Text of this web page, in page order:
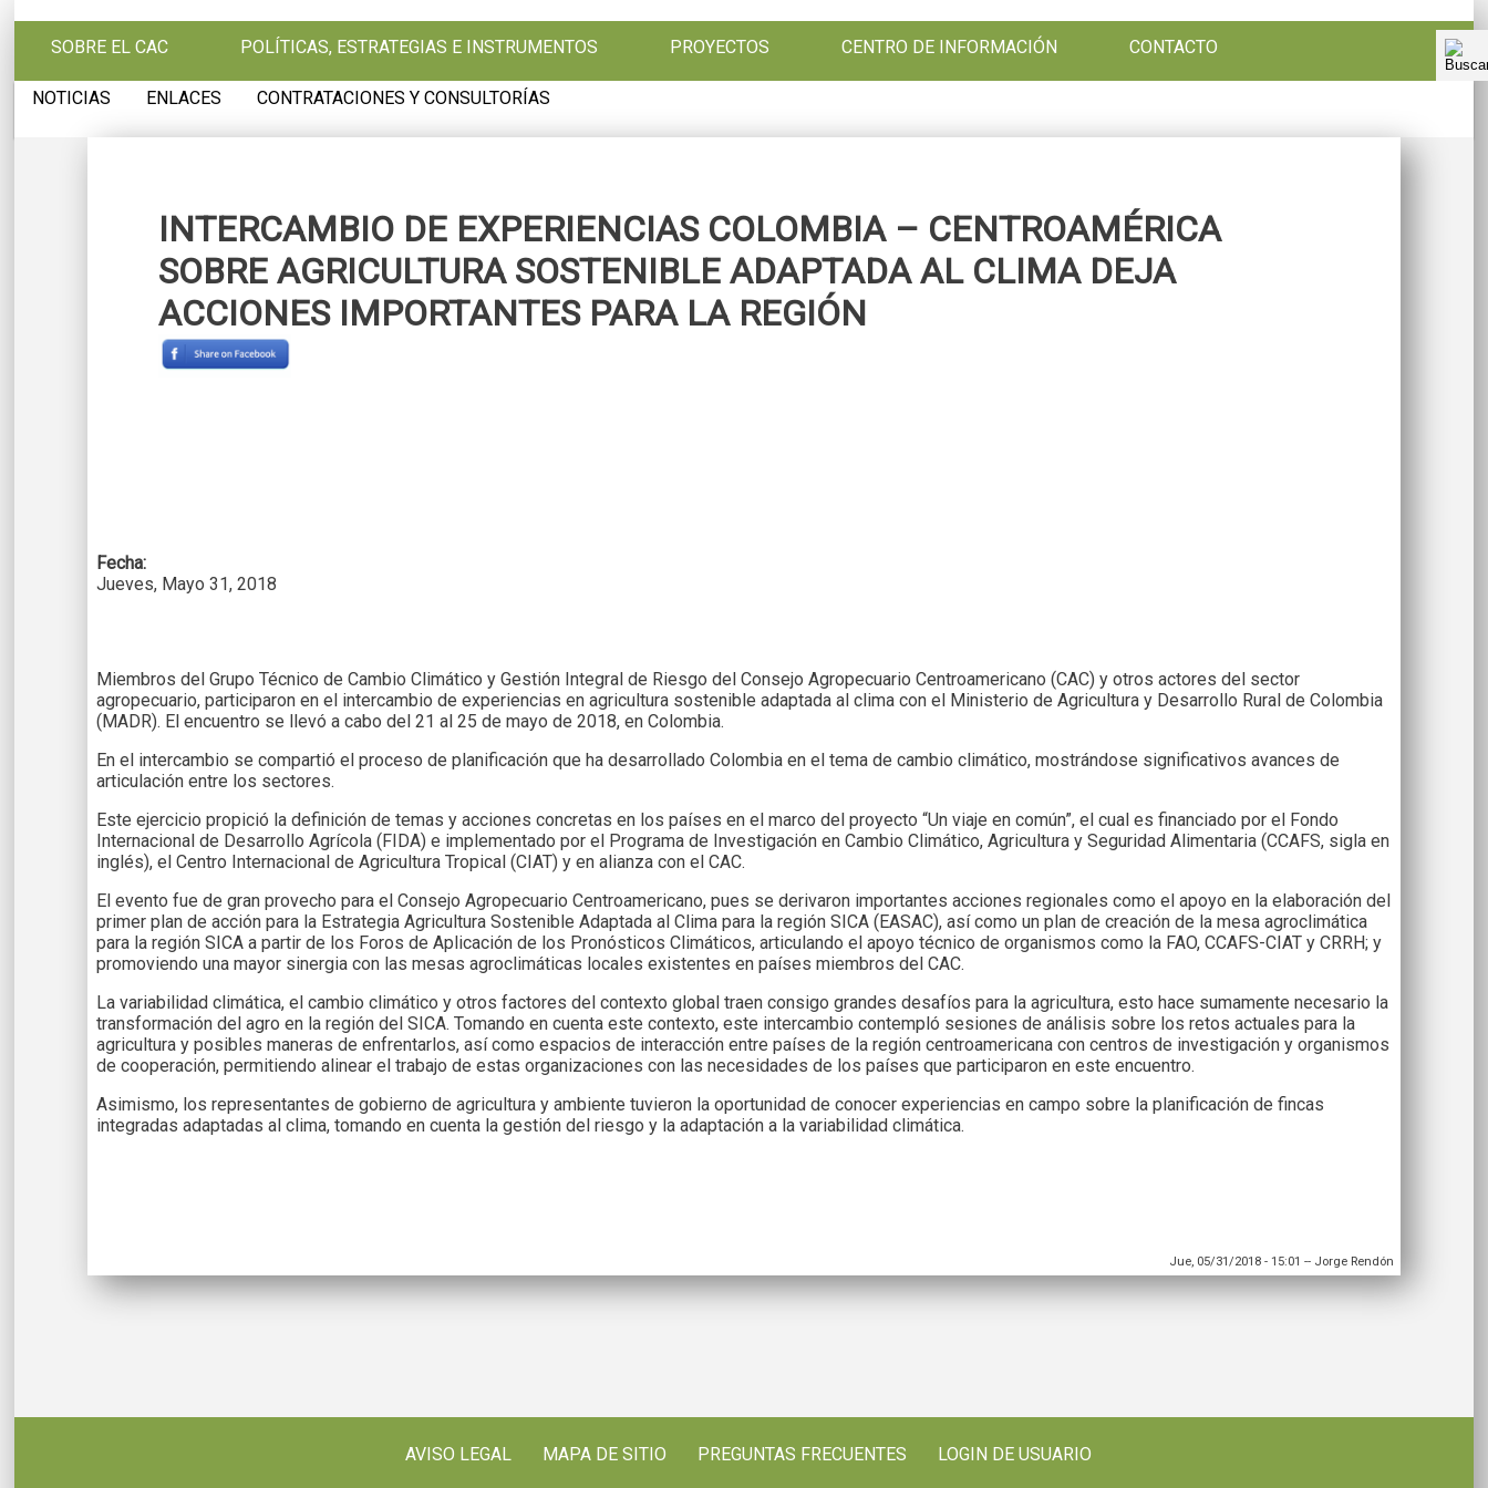
SOBRE EL CAC
POLÍTICAS, ESTRATEGIAS E INSTRUMENTOS PROYECTOS CENTRO DE INFORMACIÓN CONTACTO
NOTICIAS ENLACES CONTRATACIONES Y CONSULTORÍAS
INTERCAMBIO DE EXPERIENCIAS COLOMBIA – CENTROAMÉRICA
SOBRE AGRICULTURA SOSTENIBLE ADAPTADA AL CLIMA DEJA
ACCIONES IMPORTANTES PARA LA REGIÓN
Fecha:
Jueves, Mayo 31, 2018
Miembros del Grupo Técnico de Cambio Climático y Gestión Integral de Riesgo del Consejo Agropecuario Centroamericano (CAC) y otros actores del sector
agropecuario, participaron en el intercambio de experiencias en agricultura sostenible adaptada al clima con el Ministerio de Agricultura y Desarrollo Rural de Colombia
(MADR). El encuentro se llevó a cabo del 21 al 25 de mayo de 2018, en Colombia.
En el intercambio se compartió el proceso de planificación que ha desarrollado Colombia en el tema de cambio climático, mostrándose significativos avances de
articulación entre los sectores.
Este ejercicio propició la definición de temas y acciones concretas en los países en el marco del proyecto “Un viaje en común”, el cual es financiado por el Fondo
Internacional de Desarrollo Agrícola (FIDA) e implementado por el Programa de Investigación en Cambio Climático, Agricultura y Seguridad Alimentaria (CCAFS, sigla en
inglés), el Centro Internacional de Agricultura Tropical (CIAT) y en alianza con el CAC.
El evento fue de gran provecho para el Consejo Agropecuario Centroamericano, pues se derivaron importantes acciones regionales como el apoyo en la elaboración del
primer plan de acción para la Estrategia Agricultura Sostenible Adaptada al Clima para la región SICA (EASAC), así como un plan de creación de la mesa agroclimática
para la región SICA a partir de los Foros de Aplicación de los Pronósticos Climáticos, articulando el apoyo técnico de organismos como la FAO, CCAFS-CIAT y CRRH; y
promoviendo una mayor sinergia con las mesas agroclimáticas locales existentes en países miembros del CAC.
La variabilidad climática, el cambio climático y otros factores del contexto global traen consigo grandes desafíos para la agricultura, esto hace sumamente necesario la
transformación del agro en la región del SICA. Tomando en cuenta este contexto, este intercambio contempló sesiones de análisis sobre los retos actuales para la
agricultura y posibles maneras de enfrentarlos, así como espacios de interacción entre países de la región centroamericana con centros de investigación y organismos
de cooperación, permitiendo alinear el trabajo de estas organizaciones con las necesidades de los países que participaron en este encuentro.
Asimismo, los representantes de gobierno de agricultura y ambiente tuvieron la oportunidad de conocer experiencias en campo sobre la planificación de fincas
integradas adaptadas al clima, tomando en cuenta la gestión del riesgo y la adaptación a la variabilidad climática.
Jue, 05/31/2018 - 15:01 -- Jorge Rendón
AVISO LEGAL MAPA DE SITIO PREGUNTAS FRECUENTES LOGIN DE USUARIO